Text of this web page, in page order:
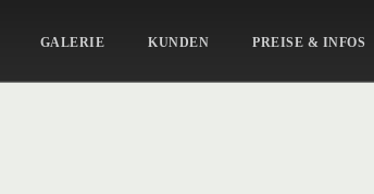
GALERIE KUNDEN PREISE & INFOS